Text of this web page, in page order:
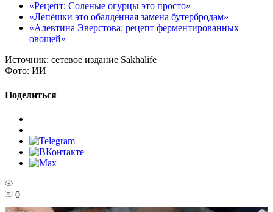
«Рецепт: Соленые огурцы это просто»
«Лепёшки это обалденная замена бутербродам»
«Алевтина Эверстова: рецепт ферментированных
овощей»
Источник: сетевое издание Sakhalife
Фото: ИИ
Поделиться
0